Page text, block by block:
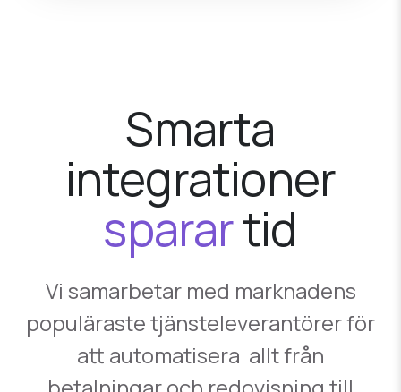
Smarta
integrationer
sparartid
Vi samarbetar med marknadens
populäraste tjänsteleverantörer för
att automatisera allt från